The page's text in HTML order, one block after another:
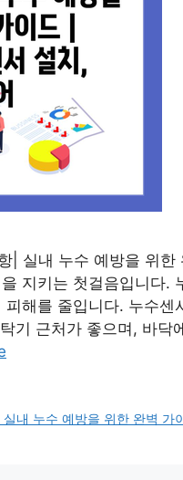
| 실내 누수 예방을 위
지키는 첫걸음입니다.
해를 줄입니다. 누수
기 근처가 좋으며, 바닥
내 누수 예방을 위한 완벽 가